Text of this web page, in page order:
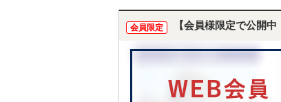
会員限定 【会員様限定で公開中